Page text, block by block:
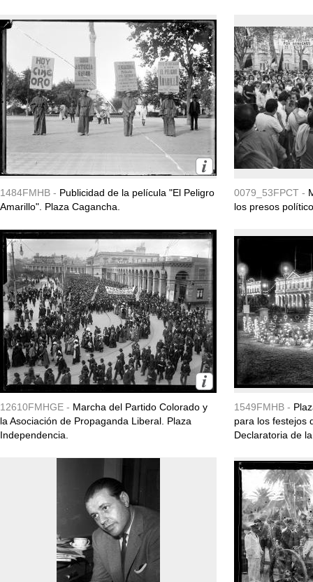
1484FMHB - Publicidad de la película "El Peligro
Amarillo". Plaza Cagancha.
0079_53FPCT -
los presos
12610FMHGE - Marcha del Partido Colorado y
la Asociación de Propaganda Liberal. Plaza
Independencia.
1549FMHB -
para los festejos
Declaratoria de